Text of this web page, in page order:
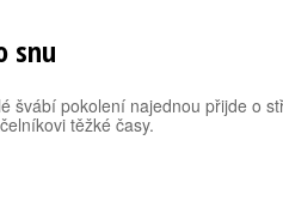
snu
švábí pokolení najednou přijde o
těžké časy.